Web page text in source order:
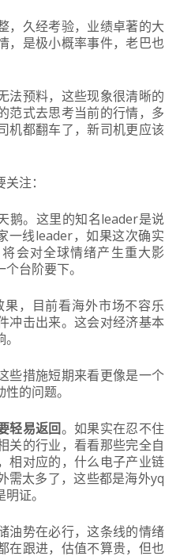
，久经考验，业绩卓著的大
，是极小概率事件，老巴也
法预料，这些现象很清晰的
范式去思考当前的行情，多
机都翻车了，新司机更应该
注：
鹅。这里的知名leader是说
一线leader，如果这次确实
会对全球情绪产生重大影
台阶要下。
，目前看海外市场不容乐
冲击出来。这会对经济基本
些措施短期来看更像是一个
的问题。
轻易返回。如果实在忍不住
关的行业，看看那些完全自
相对应的，什么电子产业链
需太多了，这些都是海外yq
证。
油势在必行，这条线的情绪
在跟进，估值不算贵，但也